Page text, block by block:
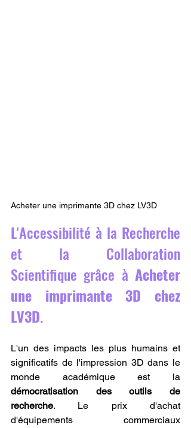
Acheter une imprimante 3D chez LV3D
L'Accessibilité à la Recherche
et la Collaboration
Scientifique grâce à Acheter
une imprimante 3D chez
LV3D.
L'un des impacts les plus humains et
significatifs de l'impression 3D dans le
démocratisation des outils de
recherche. Le prix d'achat
d'équipements commerciaux